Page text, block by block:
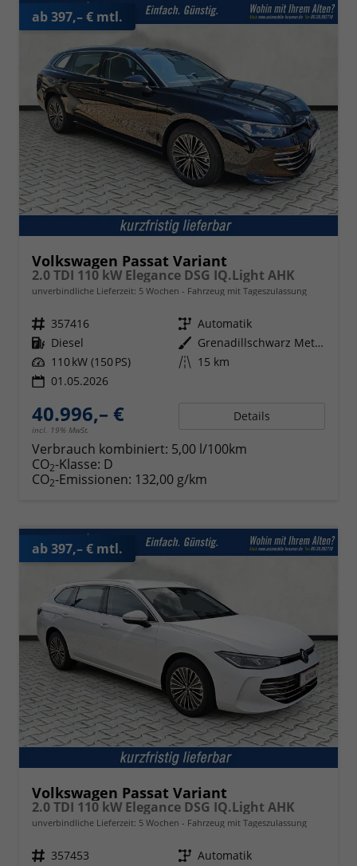
ab 397,– € mtl.
Volkswagen Passat Variant
2.0 TDI 110 kW Elegance DSG IQ.Light AHK
unverbindliche Lieferzeit: 5 Wochen Fahrzeug mit Tageszulassung
Fahrzeugnr. 357416 Getriebe Automatik
Kraftstoff Diesel Außenfarbe
Grenadillschwarz Metallic
Leistung 110 kW (150 PS) Kilometerstand 15 km
01.05.2026
40.996,– €
incl. 19% MwSt.
Details
Verbrauch kombiniert: 5,00 l/100km
CO2-Klasse: D
CO2-Emissionen: 132,00 g/km
ab 397,– € mtl.
Volkswagen Passat Variant
2.0 TDI 110 kW Elegance DSG IQ.Light AHK
unverbindliche Lieferzeit: 5 Wochen Fahrzeug mit Tageszulassung
Fahrzeugnr. 357453 Getriebe Automatik